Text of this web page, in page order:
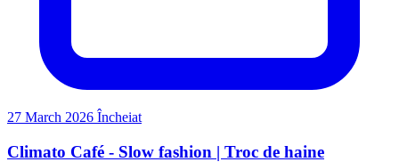
27 March 2026 Încheiat
Climato Café - Slow fashion | Troc de haine